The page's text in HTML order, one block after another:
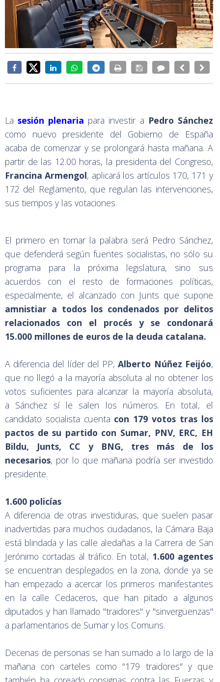
Lasesión plenaria para investir a Pedro Sánchez
como nuevo presidente del Gobierno de España
acaba de comenzar y se prolongará hasta mañana. A
partir de las 12.00 horas, la presidenta del Congreso,
Francina Armengol, aplicará los artículos 170, 171 y
172 del Reglamento, que regulan las intervenciones,
sus tiempos y las votaciones.
El primero en tomar la palabra será Pedro Sánchez,
que defenderá según fuentes socialistas, no sólo su
programa para la próxima legislatura, sino sus
acuerdos con el resto de formaciones políticas,
especialmente, el alcanzado con Junts que supone
amnistiar a todos los condenados por delitos
relacionados con el procés y se condonará
15.000 millones de euros de la deuda catalana.
A diferencia del líder del PP,Alberto Núñez Feijóo,
que no llegó a la mayoría absoluta al no obtener los
votos suficientes para alcanzar la mayoría absoluta,
a Sánchez sí le salen los números. En total, el
candidato socialista cuenta con 179 votos tras los
pactos de su partido con Sumar, PNV, ERC, EH
Bildu, Junts, CC y BNG, tres más de los
necesarios, por lo que mañana podría ser investido
presidente.
1.600 policías
A diferencia de otras investiduras, que suelen pasar
inadvertidas para muchos ciudadanos, la Cámara Baja
está blindada y las calle aledañas a la Carrera de San
Jerónimo cortadas al tráfico. En total, 1.600 agentes
se encuentran desplegados en la zona, donde ya se
han empezado a acercar los primeros manifestantes
en la calle Cedaceros, que han pitado a algunos
diputados y han llamado "traidores" y "sinvergüenzas"
a parlamentarios de Sumar y los Comuns.
Decenas de personas se han sumado a lo largo de la
mañana con carteles como "179 traidores" y que